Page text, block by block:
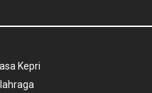
Kepri